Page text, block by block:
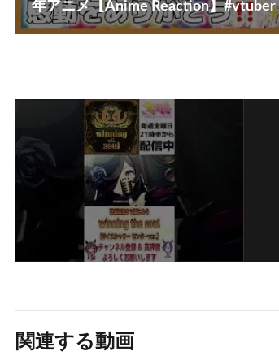
年アニメ【Anime Reaction】#vtuber
関連する動画